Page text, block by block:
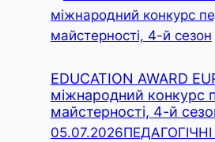
EDUCATION AWARD
міжнародний конкурс
майстерності, 4-й
05.07.2026